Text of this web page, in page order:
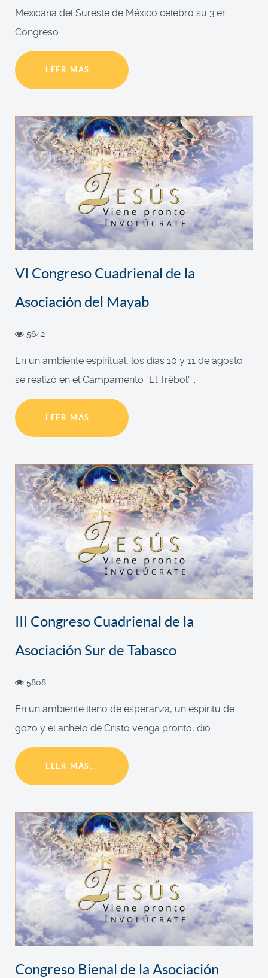
Mexicana del Sureste de México celebró su 3.er.
Congreso...
LEER MÁS...
VI Congreso Cuadrienal de la
Asociación del Mayab
5642
En un ambiente espiritual, los días 10 y 11 de agosto
se realizó en el Campamento “El Trébol”...
LEER MÁS...
III Congreso Cuadrienal de la
Asociación Sur de Tabasco
5808
En un ambiente lleno de esperanza, un espíritu de
gozo y el anhelo de Cristo venga pronto, dio...
LEER MÁS...
Congreso Bienal de la Asociación